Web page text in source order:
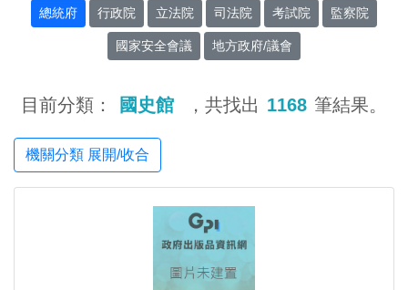
總統府 行政院 立法院 司法院 考試院 監察院
國家安全會議 地方政府/議會
目前分類： 國史館 ，共找出 1168 筆結果。
機關分類 展開/收合